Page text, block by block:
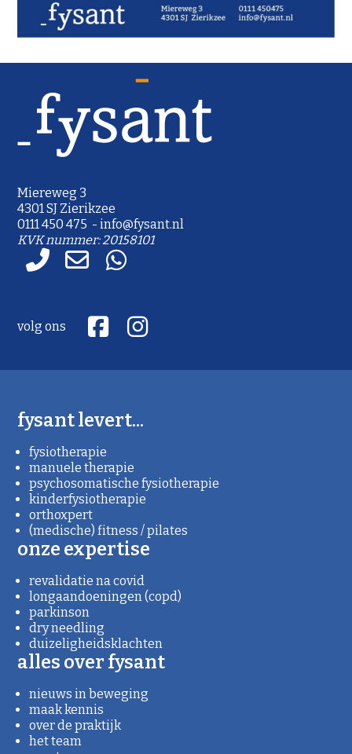
Miereweg 3
4301 SJ Zierikzee
0111 450 475 - info@fysant.nl
KVK nummer: 20158101
fysant levert...
fysiotherapie
manuele therapie
psychosomatische fysiotherapie
kinderfysiotherapie
orthoxpert
(medische) fitness / pilates
onze expertise
revalidatie na covid
longaandoeningen (copd)
parkinson
dry needling
duizeligheidsklachten
alles over fysant
nieuws in beweging
maak kennis
over de praktijk
het team